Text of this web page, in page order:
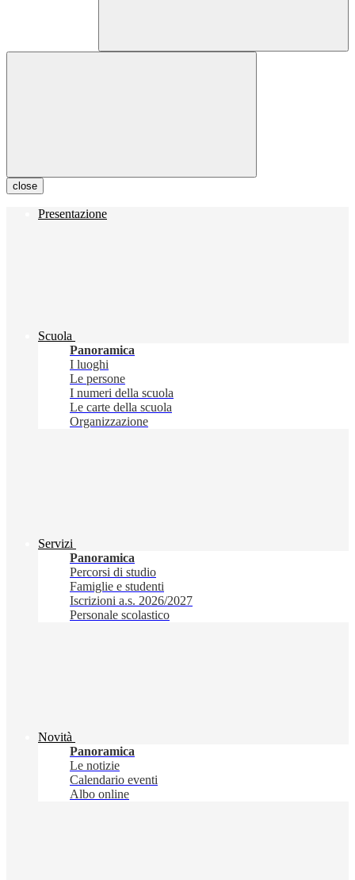
close
Presentazione
Scuola
Panoramica
I luoghi
Le persone
I numeri della scuola
Le carte della scuola
Organizzazione
Servizi
Panoramica
Percorsi di studio
Famiglie e studenti
Iscrizioni a.s. 2026/2027
Personale scolastico
Novità
Panoramica
Le notizie
Calendario eventi
Albo online